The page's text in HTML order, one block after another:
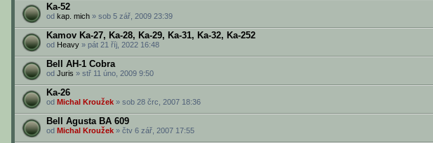
Ka-52
od kap. mich » sob 5 zář, 2009 23:39
Kamov Ka-27, Ka-28, Ka-29, Ka-31, Ka-32, Ka-252
od Heavy » pát 21 říj, 2022 16:48
Bell AH-1 Cobra
od Juris » stř 11 úno, 2009 9:50
Ka-26
od Michal Kroužek » sob 28 črc, 2007 18:36
Bell Agusta BA 609
od Michal Kroužek » čtv 6 zář, 2007 17:55